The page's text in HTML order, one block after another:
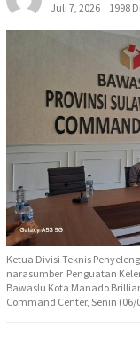
Juli 7, 2026
1998
Ketua Divisi Teknis
narasumber Penguatan
Bawaslu Kota Manado
Command Center, Senin (06/